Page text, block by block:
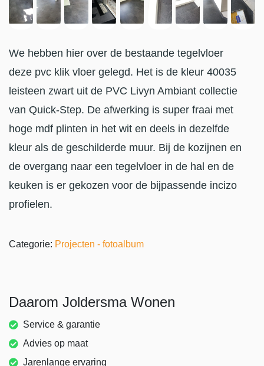
We hebben hier over de bestaande tegelvloer
deze pvc klik vloer gelegd. Het is de kleur 40035
leisteen zwart uit de PVC Livyn Ambiant collectie
van Quick-Step. De afwerking is super fraai met
hoge mdf plinten in het wit en deels in dezelfde
kleur als de geschilderde muur. Bij de kozijnen en
de overgang naar een tegelvloer in de hal en de
keuken is er gekozen voor de bijpassende incizo
profielen.
Categorie: Projecten - fotoalbum
Daarom Joldersma Wonen
Service & garantie
Advies op maat
Jarenlange ervaring